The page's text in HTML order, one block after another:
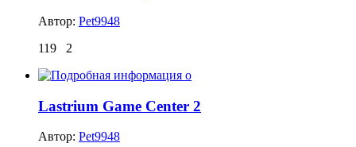
Автор: Pet9948
119
2
Lastrium Game Center 2
Автор: Pet9948